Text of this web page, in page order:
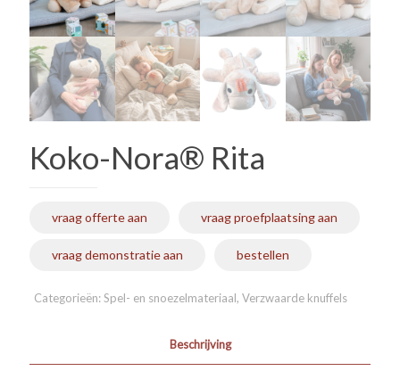
Koko-Nora® Rita
vraag offerte aan vraag proefplaatsing aan
vraag demonstratie aan bestellen
Categorieën:Spel- en snoezelmateriaal, Verzwaarde knuffels
Beschrijving